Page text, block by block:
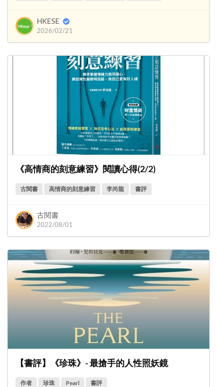
HKESE
2026/02/21
《高情商的刻意練習》閱讀心得(2/2)
古閱書 高情商的刻意練習 李尚龍 書評
古閱書
2022/08/01
【書評】《珍珠》- 最搶手的人性照妖鏡
作者 珍珠 Pearl 書評